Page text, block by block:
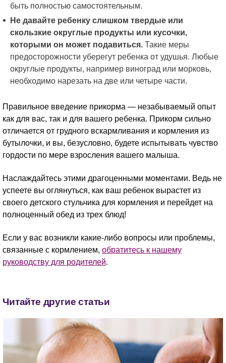
быть полностью самостоятельным.
Не давайте ребенку слишком твердые или
скользкие округлые продукты или кусочки,
которыми он может подавиться. Такие меры
предосторожности уберегут ребенка от удушья. Любые
округлые продукты, например виноград или морковь,
необходимо нарезать на две или четыре части.
Правильное введение прикорма — незабываемый опыт
как для вас, так и для вашего ребенка. Прикорм сильно
отличается от грудного вскармливания и кормления из
бутылочки, и вы, безусловно, будете испытывать чувство
гордости по мере взросления вашего малыша.
Наслаждайтесь этими драгоценными моментами. Ведь не
успеете вы оглянуться, как ваш ребенок вырастет из
своего детского стульчика для кормления и перейдет на
полноценный обед из трех блюд!
Если у вас возникли какие-либо вопросы или проблемы,
связанные с кормлением,обратитесь к нашему
руководству для родителей.
Читайте другие статьи​